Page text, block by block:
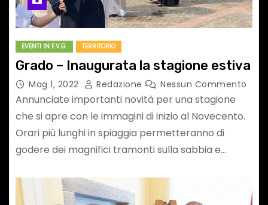
EVENTI IN F.V.G. TERRITORIO
Grado – Inaugurata la stagione estiva
Mag 1, 2022 Redazione Nessun Commento
Annunciate importanti novità per una stagione
che si apre con le immagini di inizio al Novecento.
Orari più lunghi in spiaggia permetteranno di
godere dei magnifici tramonti sulla sabbia e…